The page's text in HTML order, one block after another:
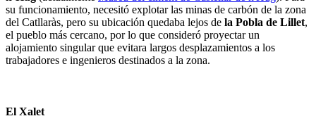
su funcionamiento, necesitó explotar las minas de carbón de la zona
del Catllaràs, pero su ubicación quedaba lejos de la Pobla de Lillet,
el pueblo más cercano, por lo que consideró proyectar un
alojamiento singular que evitara largos desplazamientos a los
trabajadores e ingenieros destinados a la zona.
El Xalet